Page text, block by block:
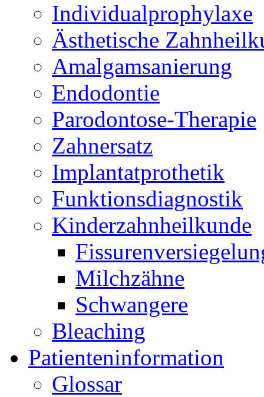
Individualprophylaxe
Ästhetische
Amalgamsanierung
Endodontie
Parodontose-Therapie
Zahnersatz
Implantatprothetik
Funktionsdiagnostik
Kinderzahnheilkunde
Milchzähne
Schwangere
Bleaching
Patienteninformation
Glossar